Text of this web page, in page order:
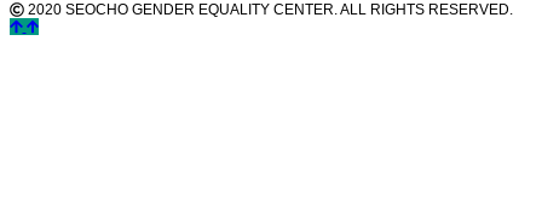
2020 SEOCHO GENDER EQUALITY CENTER. ALL RIGHTS RESERVED.
©